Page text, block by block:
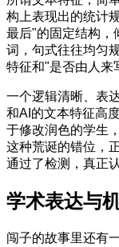
构上表现出的统计
最后"的固定结构，
词，句式往往均匀
特征和"是否由人来
一个逻辑清晰、表
和AI的文本特征高
于修改润色的学生
这种荒诞的错位，
通过了检测，真正
学术表达与
闯子的故事里还有